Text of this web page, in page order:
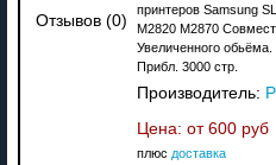
Отзывов (0)
принтеров Samsung
M2820 M2870
Увеличенного
Прибл. 3000 стр.
Производитель:
Цена: от 600 руб
плюс доставка